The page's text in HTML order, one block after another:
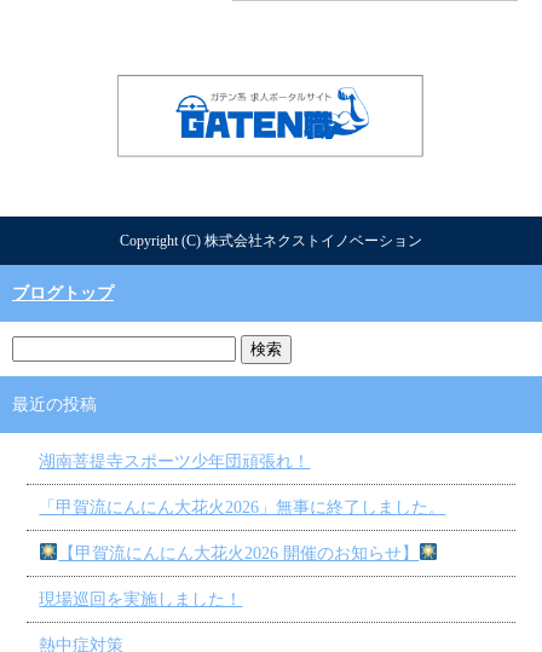
Copyright (C) 株式会社ネクストイノベーション
ブログトップ
最近の投稿
湖南菩提寺スポーツ少年団頑張れ！
「甲賀流にんにん大花火2026」無事に終了しました。
【甲賀流にんにん大花火2026 開催のお知らせ】
現場巡回を実施しました！
熱中症対策